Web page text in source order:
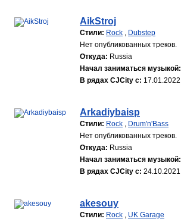
AikStroj
Стили: Rock , Dubstep
Нет опубликованных треков.
Откуда: Russia
Начал заниматься музыкой:
В рядах CJCity с: 17.01.2022
Arkadiybaisp
Стили: Rock , Drum'n'Bass
Нет опубликованных треков.
Откуда: Russia
Начал заниматься музыкой:
В рядах CJCity с: 24.10.2021
akesouy
Стили: Rock , UK Garage